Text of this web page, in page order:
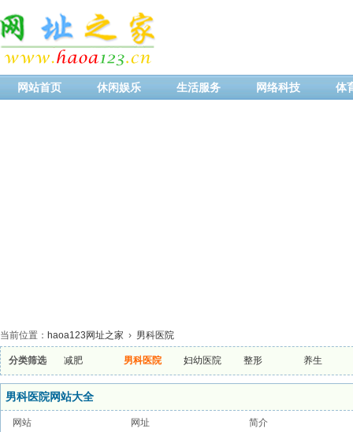
网站首页 休闲娱乐 生活服务 网络科技 体
当前位置： haoa123网址之家 › 男科医院
分类筛选 减肥 男科医院 妇幼医院 整形 养生
男科医院网站大全
网站 网址 简介